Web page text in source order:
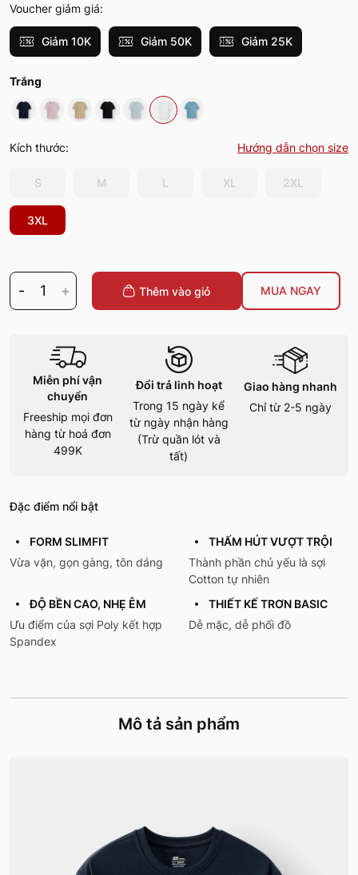
Voucher giảm giá:
Giảm 10K Giảm 50K Giảm 25K
Trắng
Kích thước: Hướng dẫn chọn size
S M L XL 2XL
3XL
- 1 + Thêm vào giỏ MUA NGAY
Miễn phí vận
chuyển
Freeship mọi đơn
hàng từ hoá đơn
499K
Đổi trả linh hoạt
Trong 15 ngày kể
từ ngày nhận hàng
(Trừ quần lót và
tất)
Giao hàng nhanh
Chỉ từ 2-5 ngày
Đặc điểm nổi bật
FORM SLIMFIT
Vừa vặn, gọn gàng, tôn dáng
THẤM HÚT VƯỢT TRỘI
Thành phần chủ yếu là sợi
Cotton tự nhiên
ĐỘ BỀN CAO, NHẸ ÊM
Ưu điểm của sợi Poly kết hợp
Spandex
THIẾT KẾ TRƠN BASIC
Dễ mặc, dễ phối đồ
Mô tả sản phẩm